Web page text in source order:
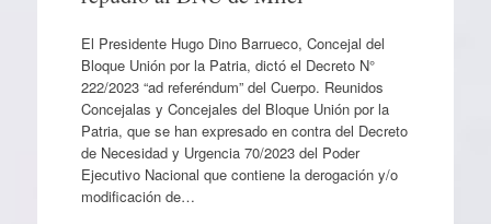
El Presidente Hugo Dino Barrueco, Concejal del
Bloque Unión por la Patria, dictó el Decreto N°
222/2023 “ad referéndum” del Cuerpo. Reunidos
Concejalas y Concejales del Bloque Unión por la
Patria, que se han expresado en contra del Decreto
de Necesidad y Urgencia 70/2023 del Poder
Ejecutivo Nacional que contiene la derogación y/o
modificación de…